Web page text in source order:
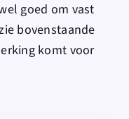
goed om vast
bovenstaande
komt voor